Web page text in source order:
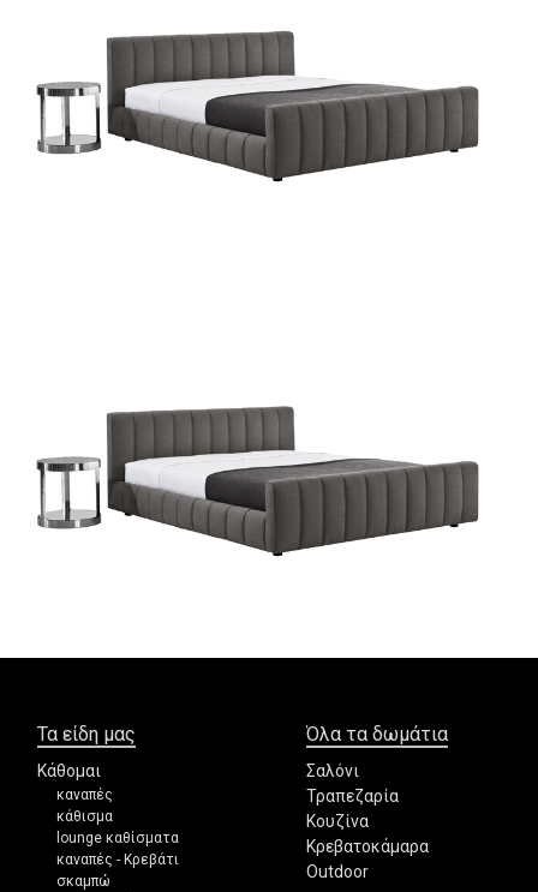
Τα είδη μας
Κάθομαι
καναπές
κάθισμα
lounge καθίσματα
καναπές - Κρεβάτι
σκαμπώ
Όλα τα δωμάτια
Σαλόνι
Τραπεζαρία
Κουζίνα
Κρεβατοκάμαρα
Outdoor